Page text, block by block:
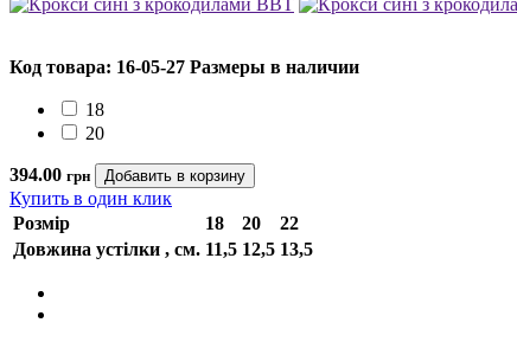
Код товара: 16-05-27 Размеры в наличии
18
20
394.00 грн
Купить в один клик
Розмір
18 20
22
Довжина устілки , см. 11,5 12,5 13,5